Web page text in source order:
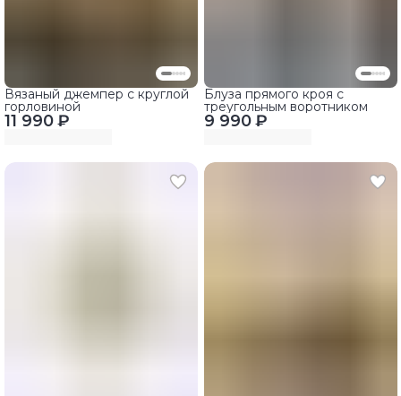
11 990 ₽
Вязаный джемпер с круглой
горловиной
9 990 ₽
Блуза прямого кроя с
треугольным воротником